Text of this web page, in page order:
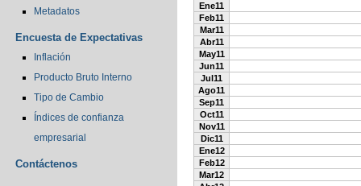
Metadatos
Encuesta de Expectativas
Inflación
Producto Bruto Interno
Tipo de Cambio
Índices de confianza
empresarial
Contáctenos
Ene11
Feb11
Mar11
Abr11
May11
Jun11
Jul11
Ago11
Sep11
Oct11
Nov11
Dic11
Ene12
Feb12
Mar12